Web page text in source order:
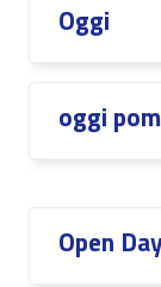
Oggi
oggi
Open